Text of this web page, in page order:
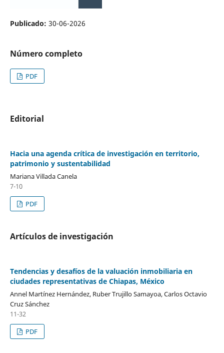
Publicado: 30-06-2026
Número completo
PDF
Editorial
Hacia una agenda crítica de investigación en territorio,
patrimonio y sustentabilidad
Mariana Villada Canela
7-10
PDF
Artículos de investigación
Tendencias y desafíos de la valuación inmobiliaria en
ciudades representativas de Chiapas, México
Annel Martínez Hernández, Ruber Trujillo Samayoa, Carlos Octavio
Cruz Sánchez
11-32
PDF